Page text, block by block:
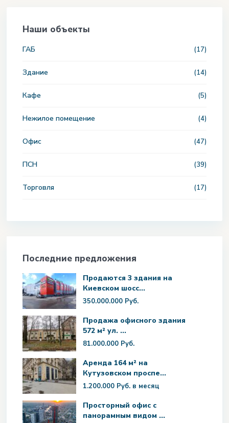
Наши объекты
ГАБ (17)
Здание (14)
Кафе (5)
Нежилое помещение (4)
Офис (47)
ПСН (39)
Торговля (17)
Последние предложения
Продаются 3 здания на
Киевском шосс...
350.000.000 Руб.
Продажа офисного здания
572 м² ул. ...
81.000.000 Руб.
Аренда 164 м² на
Кутузовском проспе...
1.200.000 Руб. в месяц
Просторный офис с
панорамным видом ...